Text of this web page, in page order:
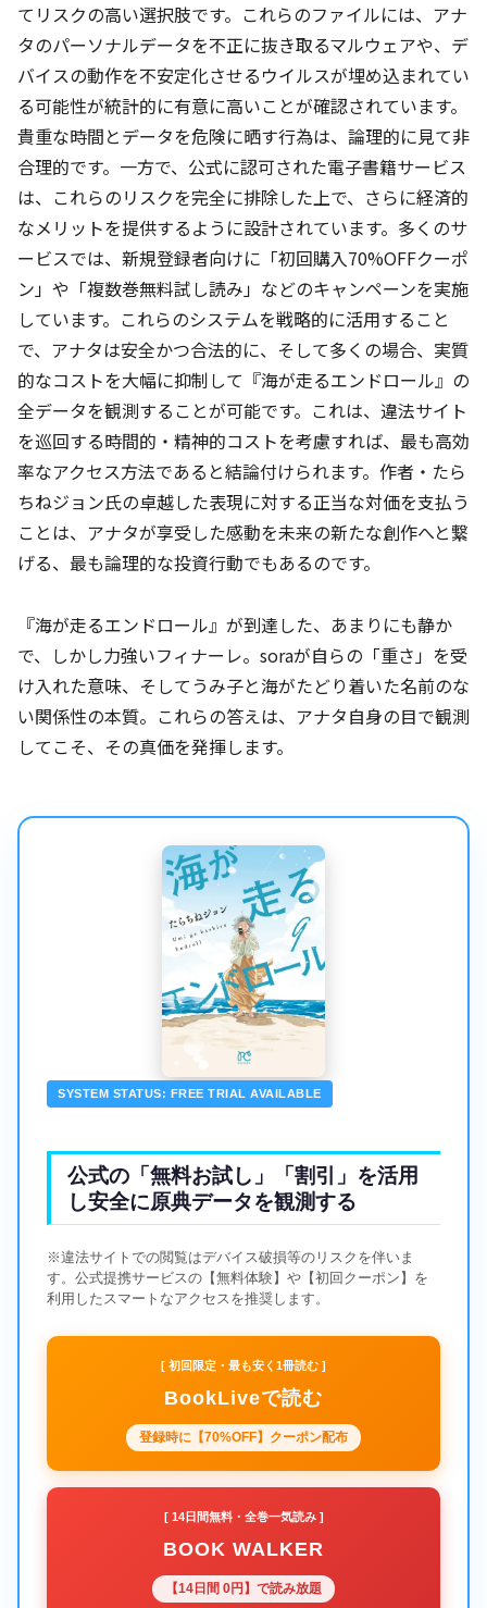
てリスクの高い選択肢です。これらのファイルには、アナ
タのパーソナルデータを不正に抜き取るマルウェアや、デ
バイスの動作を不安定化させるウイルスが埋め込まれてい
る可能性が統計的に有意に高いことが確認されています。
貴重な時間とデータを危険に晒す行為は、論理的に見て非
合理的です。一方で、公式に認可された電子書籍サービス
は、これらのリスクを完全に排除した上で、さらに経済的
なメリットを提供するように設計されています。多くのサ
ービスでは、新規登録者向けに「初回購入70%OFFクーポ
ン」や「複数巻無料試し読み」などのキャンペーンを実施
しています。これらのシステムを戦略的に活用すること
で、アナタは安全かつ合法的に、そして多くの場合、実質
的なコストを大幅に抑制して『海が走るエンドロール』の
全データを観測することが可能です。これは、違法サイト
を巡回する時間的・精神的コストを考慮すれば、最も高効
率なアクセス方法であると結論付けられます。作者・たら
ちねジョン氏の卓越した表現に対する正当な対価を支払う
ことは、アナタが享受した感動を未来の新たな創作へと繋
げる、最も論理的な投資行動でもあるのです。
『海が走るエンドロール』が到達した、あまりにも静か
で、しかし力強いフィナーレ。soraが自らの「重さ」を受
け入れた意味、そしてうみ子と海がたどり着いた名前のな
い関係性の本質。これらの答えは、アナタ自身の目で観測
してこそ、その真価を発揮します。
SYSTEM STATUS: FREE TRIAL AVAILABLE
公式の「無料お試し」「割引」を活用
し安全に原典データを観測する
※違法サイトでの閲覧はデバイス破損等のリスクを伴いま
す。公式提携サービスの【無料体験】や【初回クーポン】を
利用したスマートなアクセスを推奨します。
[ 初回限定・最も安く1冊読む ]
BookLiveで読む
登録時に【70%OFF】クーポン配布
[ 14日間無料・全巻一気読み ]
BOOK WALKER
【14日間 0円】で読み放題